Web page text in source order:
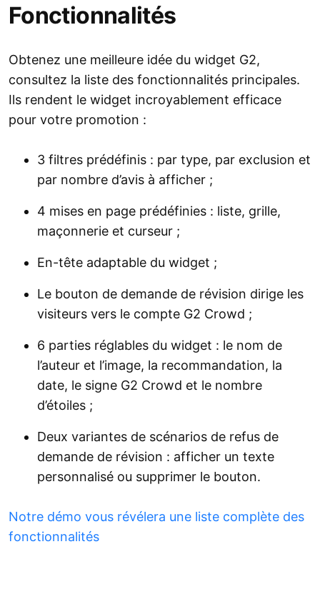
Fonctionnalités
Obtenez une meilleure idée du widget G2,
consultez la liste des fonctionnalités principales.
Ils rendent le widget incroyablement efficace
pour votre promotion :
3 filtres prédéfinis : par type, par exclusion et
par nombre d’avis à afficher ;
4 mises en page prédéfinies : liste, grille,
maçonnerie et curseur ;
En-tête adaptable du widget ;
Le bouton de demande de révision dirige les
visiteurs vers le compte G2 Crowd ;
6 parties réglables du widget : le nom de
l’auteur et l’image, la recommandation, la
date, le signe G2 Crowd et le nombre
d’étoiles ;
Deux variantes de scénarios de refus de
demande de révision : afficher un texte
personnalisé ou supprimer le bouton.
Notre démo vous révélera une liste complète des
fonctionnalités